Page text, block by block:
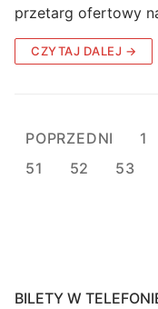
przetarg ofertowy
CZYTAJ DALEJ →
Stronicowanie
wpisów
POPRZEDNI 1
51
52 53
BILETY W